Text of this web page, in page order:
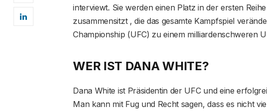
interviewt. Sie werden einen Platz in der ersten
zusammensitzt , die das gesamte Kampfspiel
Championship (UFC) zu einem milliardenschweren
WER IST DANA WHITE?
Dana White ist Präsidentin der UFC und eine
Man kann mit Fug und Recht sagen, dass es nicht